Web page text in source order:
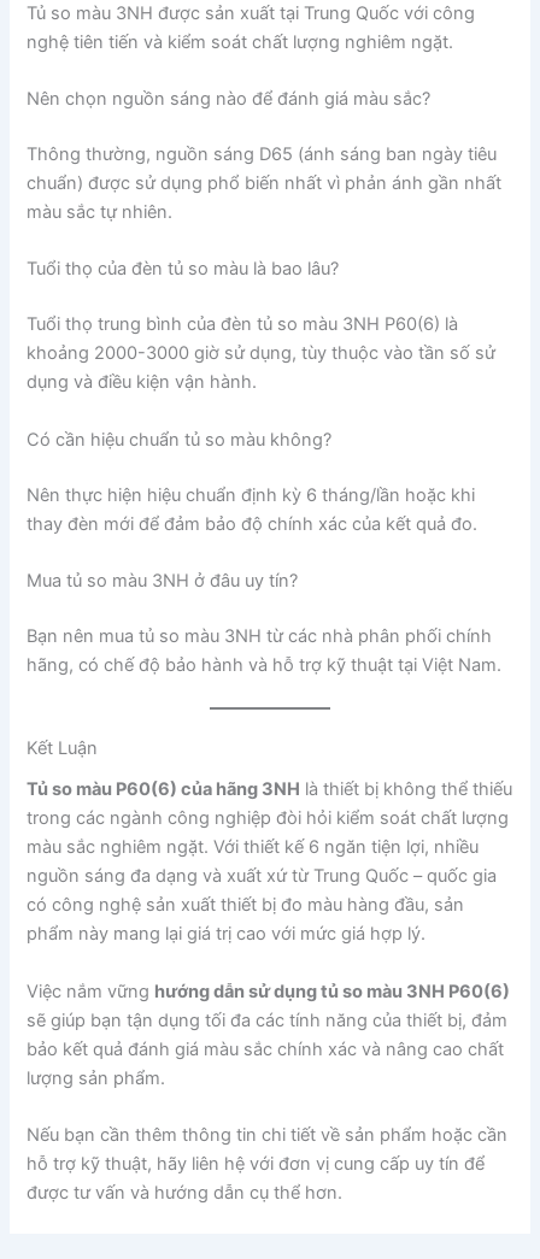
Tủ so màu 3NH được sản xuất tại Trung Quốc với công
nghệ tiên tiến và kiểm soát chất lượng nghiêm ngặt.
Nên chọn nguồn sáng nào để đánh giá màu sắc?
Thông thường, nguồn sáng D65 (ánh sáng ban ngày tiêu
chuẩn) được sử dụng phổ biến nhất vì phản ánh gần nhất
màu sắc tự nhiên.
Tuổi thọ của đèn tủ so màu là bao lâu?
Tuổi thọ trung bình của đèn tủ so màu 3NH P60(6) là
khoảng 2000-3000 giờ sử dụng, tùy thuộc vào tần số sử
dụng và điều kiện vận hành.
Có cần hiệu chuẩn tủ so màu không?
Nên thực hiện hiệu chuẩn định kỳ 6 tháng/lần hoặc khi
thay đèn mới để đảm bảo độ chính xác của kết quả đo.
Mua tủ so màu 3NH ở đâu uy tín?
Bạn nên mua tủ so màu 3NH từ các nhà phân phối chính
hãng, có chế độ bảo hành và hỗ trợ kỹ thuật tại Việt Nam.
Kết Luận
Tủ so màu P60(6) của hãng 3NH là thiết bị không thể thiếu
trong các ngành công nghiệp đòi hỏi kiểm soát chất lượng
màu sắc nghiêm ngặt. Với thiết kế 6 ngăn tiện lợi, nhiều
nguồn sáng đa dạng và xuất xứ từ Trung Quốc – quốc gia
có công nghệ sản xuất thiết bị đo màu hàng đầu, sản
phẩm này mang lại giá trị cao với mức giá hợp lý.
Việc nắm vững hướng dẫn sử dụng tủ so màu 3NH P60(6)
sẽ giúp bạn tận dụng tối đa các tính năng của thiết bị, đảm
bảo kết quả đánh giá màu sắc chính xác và nâng cao chất
lượng sản phẩm.
Nếu bạn cần thêm thông tin chi tiết về sản phẩm hoặc cần
hỗ trợ kỹ thuật, hãy liên hệ với đơn vị cung cấp uy tín để
được tư vấn và hướng dẫn cụ thể hơn.